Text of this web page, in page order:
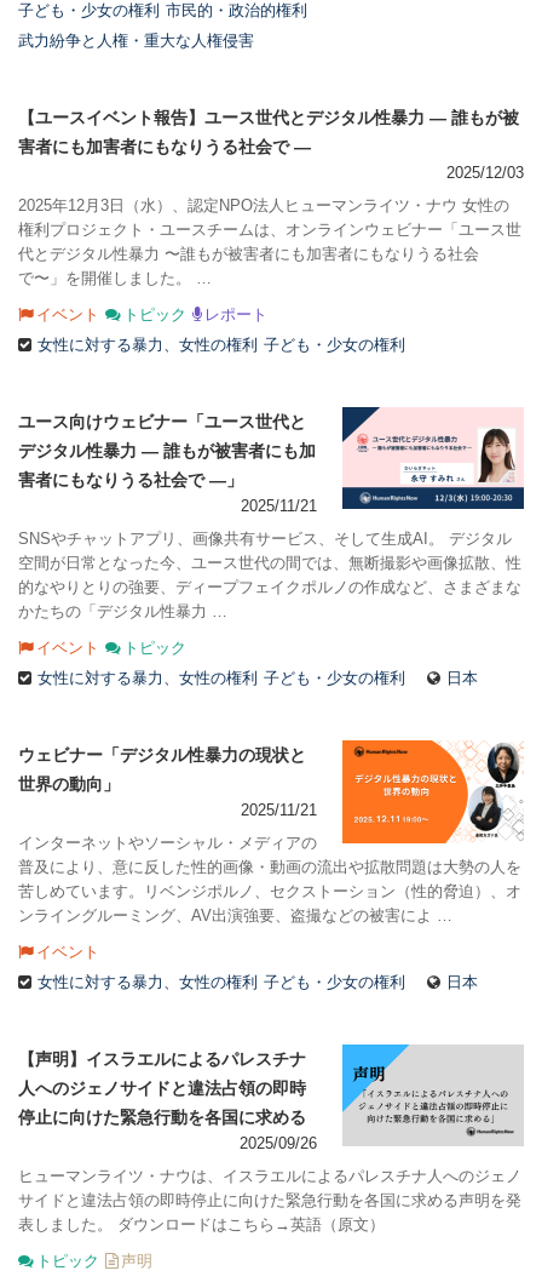
子ども・少女の権利 市民的・政治的権利
武力紛争と人権・重大な人権侵害
【ユースイベント報告】ユース世代とデジタル性暴力 ― 誰もが被
害者にも加害者にもなりうる社会で ―
2025/12/03
2025年12月3日（水）、認定NPO法人ヒューマンライツ・ナウ 女性の
権利プロジェクト・ユースチームは、オンラインウェビナー「ユース世
代とデジタル性暴力 〜誰もが被害者にも加害者にもなりうる社会
で〜」を開催しました。 …
イベント トピック
レポート
女性に対する暴力、女性の権利 子ども・少女の権利
ユース向けウェビナー「ユース世代と
デジタル性暴力 ― 誰もが被害者にも加
害者にもなりうる社会で ―」
2025/11/21
SNSやチャットアプリ、画像共有サービス、そして生成AI。 デジタル
空間が日常となった今、ユース世代の間では、無断撮影や画像拡散、性
的なやりとりの強要、ディープフェイクポルノの作成など、さまざまな
かたちの「デジタル性暴力 …
イベント
トピック
女性に対する暴力、女性の権利 子ども・少女の権利 日本
ウェビナー「デジタル性暴力の現状と
世界の動向」
2025/11/21
インターネットやソーシャル・メディアの
普及により、意に反した性的画像・動画の流出や拡散問題は大勢の人を
苦しめています。リベンジポルノ、セクストーション（性的脅迫）、オ
ンライングルーミング、AV出演強要、盗撮などの被害によ …
イベント
女性に対する暴力、女性の権利 子ども・少女の権利 日本
【声明】イスラエルによるパレスチナ
人へのジェノサイドと違法占領の即時
停止に向けた緊急行動を各国に求める
2025/09/26
ヒューマンライツ・ナウは、イスラエルによるパレスチナ人へのジェノ
サイドと違法占領の即時停止に向けた緊急行動を各国に求める声明を発
表しました。 ダウンロードはこちら→英語（原文）
トピック
声明